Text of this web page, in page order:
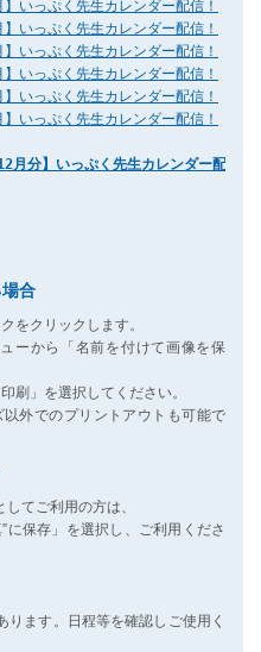
】いっぷく先生カレンダー配信！
】いっぷく先生カレンダー配信！
】いっぷく先生カレンダー配信！
】いっぷく先生カレンダー配信！
】いっぷく先生カレンダー配信！
】いっぷく先生カレンダー配信！
月分】いっぷく先生カレンダー配信！
合
をクリックします。
ーから「名前を付けて画像を保
刷」を選択してください。
外でのプリントアウトも可能で
てご利用の方は、
に保存」を選択し、ご利用くださ
ます。日程等を確認しご使用く